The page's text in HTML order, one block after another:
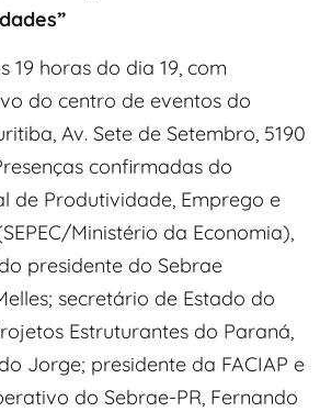
19 horas do dia 19, com
do centro de eventos do
Av. Sete de Setembro, 5190
confirmadas do
de Produtividade, Emprego e
Ministério da Economia),
presidente do Sebrae
secretário de Estado do
Estruturantes do Paraná,
Jorge; presidente da FACIAP e
do Sebrae-PR, Fernando